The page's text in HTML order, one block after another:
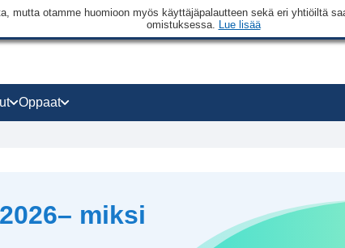
mutta otamme huomioon myös käyttäjäpalautteen sekä eri yhtiöiltä
omistuksessa. Lue lisää
Oppaat
miksi